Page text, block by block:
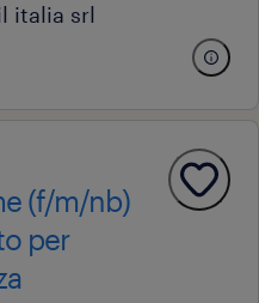
italia srl
(f/m/nb)
per